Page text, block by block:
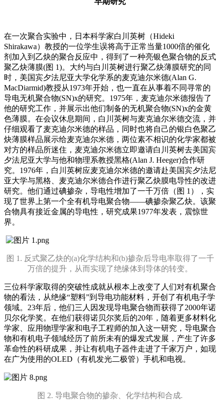
在一次聚合实验中，日本科学家白川英树（Hideki
Shirakawa）教授的一位学生误将高于正常当量1000倍的催化
剂加入到乙炔的聚合反应中，得到了一种亮银色聚合物的反式
聚乙炔薄膜(图 1)。大约与白川英树进行聚乙炔薄膜研究的同
时，美国宾夕法尼亚大学化学系的麦克迪尔米德(Alan G.
MacDiarmid)教授从1973年开始，也一直在从事着不同寻常的
导电无机聚合物(SN)x的研究。1975年，麦克迪尔米德报告了
他的研究工作，并展示出他们制备的无机聚合物(SN)x的金黄
色薄膜。在会议休息期间，白川英树与麦克迪尔米德交流，并
仔细观看了麦克迪尔米德的样品，同时也将自己的银白色聚乙
炔薄膜样品展示给麦克迪尔米德，两位素不相识的化学家都被
对方的样品所迷住，麦克迪尔米德立即邀请白川英树去美国宾
夕法尼亚大学与他和物理系教授黑格(Alan J. Heeger)合作研
究。1976年，白川英树应麦克迪尔米德的邀请赴美国宾夕法尼
亚大学与黑格、麦克迪尔米德合作进行聚乙炔膜电导性的改进
研究。他们通过碘掺杂，导电性增加了一千万倍（图 1），实
现了世界上第一个全有机导电聚合物——碘掺杂聚乙炔。该聚
合物具有接近金属的导电性，研究成果1977年发表，震惊世
界。
图 1. 反式聚乙炔的(a)化学结构和(b)掺杂后导电率取得了一千
万倍的提升，从而实现了绝缘体到导体的转变。
三位科学家取得的突破性成就从根本上改变了人们对有机聚合
物的看法，从绝缘“塑料”到导电功能材料，开创了有机电子学
领域。23年后，他们三人因发现导电聚合物而获得了2000年诺
贝尔化学奖。在他们获得诺贝尔奖后的20年，随着更多材料化
学家、应用物理学家和电子工程师的加入这一研究，导电聚合
物和有机电子领域经历了前所未有的爆发式发展，产生了许多
革命性的科研成果，并让有机电子器件走进了千家万户，如现
在广为使用的OLED（有机发光二极管）手机和电视。
图 2. 导电聚合物的掺杂、化学结构和合成.